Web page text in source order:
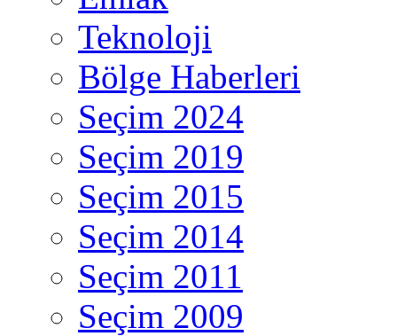
Teknoloji
Bölge Haberleri
Seçim 2024
Seçim 2019
Seçim 2015
Seçim 2014
Seçim 2011
Seçim 2009